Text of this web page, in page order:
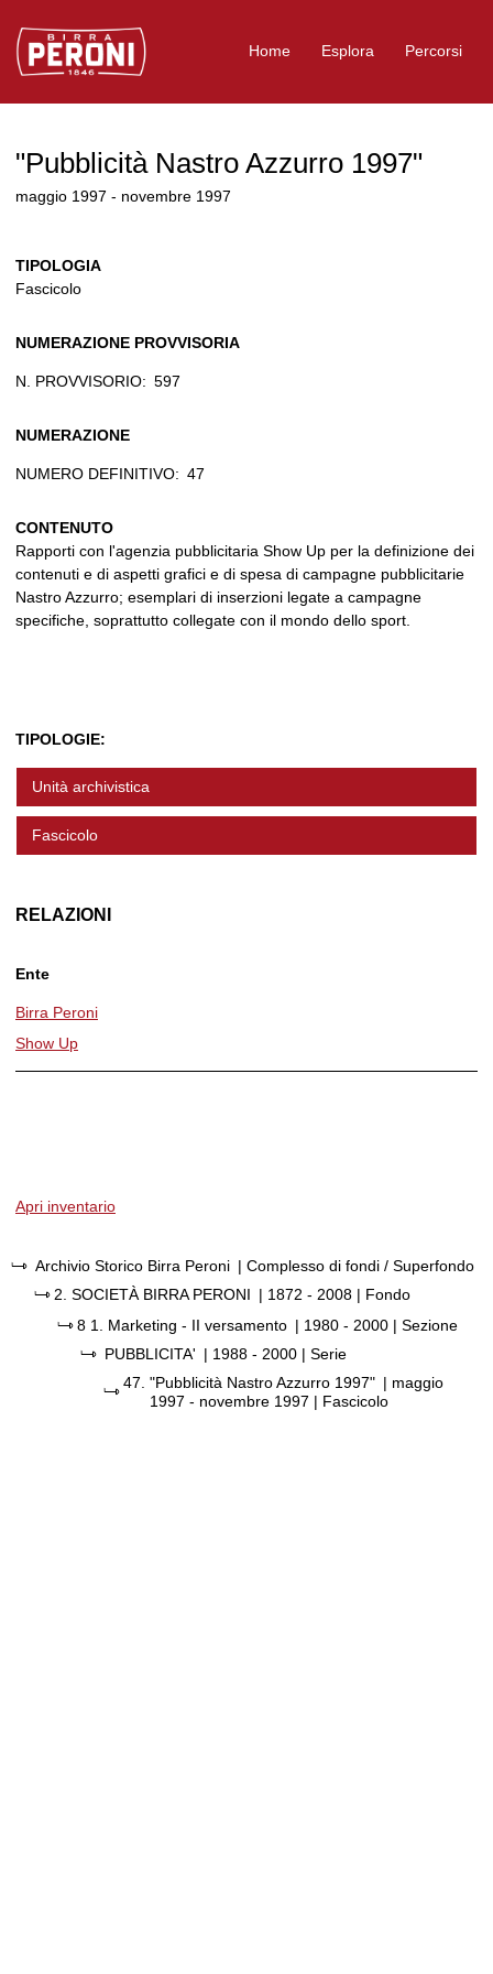
Logo Birra Peroni
Home Esplora Percorsi
"Pubblicità Nastro Azzurro 1997"
maggio 1997 - novembre 1997
TIPOLOGIA
Fascicolo
NUMERAZIONE PROVVISORIA
N. PROVVISORIO: 597
NUMERAZIONE
NUMERO DEFINITIVO: 47
CONTENUTO
Rapporti con l'agenzia pubblicitaria Show Up per la definizione dei
contenuti e di aspetti grafici e di spesa di campagne pubblicitarie
Nastro Azzurro; esemplari di inserzioni legate a campagne
specifiche, soprattutto collegate con il mondo dello sport.
TIPOLOGIE:
Unità archivistica
Fascicolo
RELAZIONI
Ente
Birra Peroni
Show Up
Apri inventario
Archivio Storico Birra Peroni | Complesso di fondi / Superfondo
2. SOCIETÀ BIRRA PERONI | 1872 - 2008 | Fondo
8 1.
Marketing - II versamento | 1980 - 2000 | Sezione
PUBBLICITA' | 1988 - 2000 | Serie
47. "Pubblicità Nastro Azzurro 1997" | maggio
1997 - novembre 1997 | Fascicolo